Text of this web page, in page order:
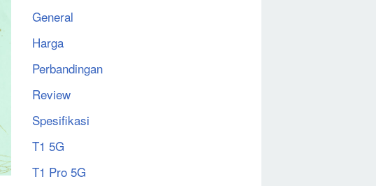
General
Harga
Perbandingan
Review
Spesifikasi
T1 5G
T1 Pro 5G